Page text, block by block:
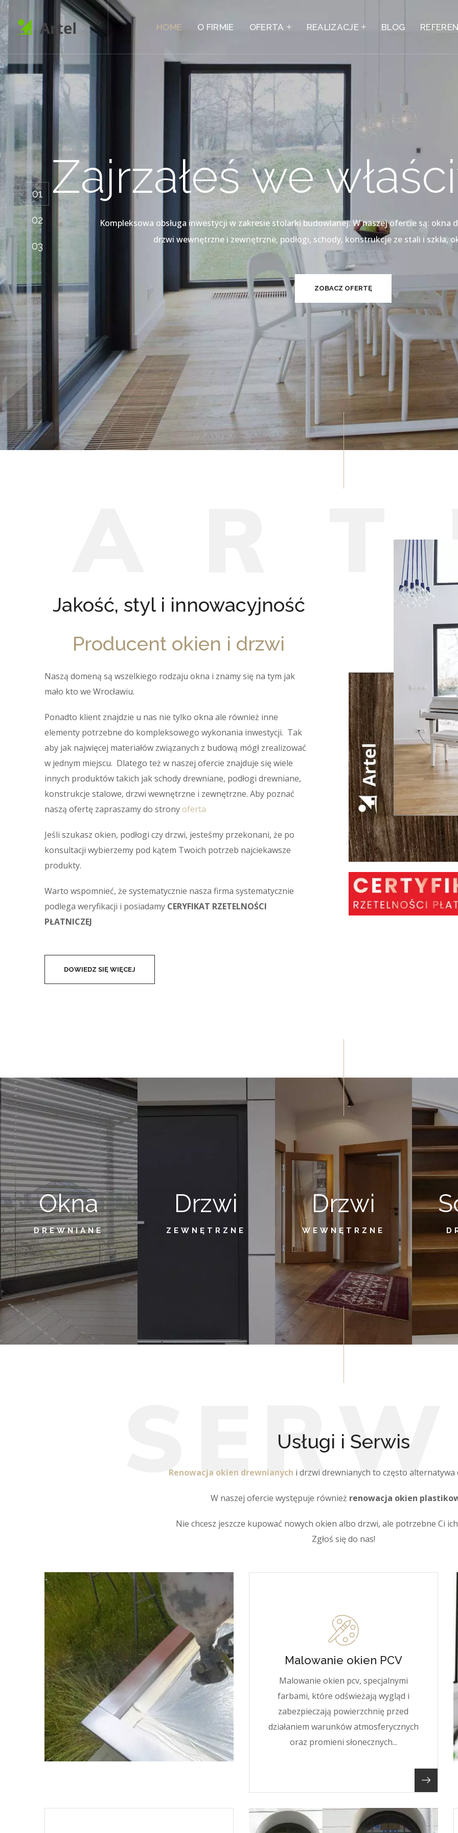
HOME O FIRMIE OFERTA REALIZACJE BLOG
01
02
03
Zajrzałeś we
Kompleksowa obsługa inwestycji w zakresie stolarki budowlanej. W naszej ofercie są: okna
drzwi wewnętrzne i zewnętrzne, podłogi, schody, konstrukcje ze stali i szkła,
ZOBACZ OFERTĘ
T
Jakość, styl i innowacyjność
Producent okien i drzwi
Naszą domeną są wszelkiego rodzaju okna i znamy się na tym jak
mało kto we Wrocławiu.
Ponadto klient znajdzie u nas nie tylko okna ale również inne
elementy potrzebne do kompleksowego wykonania inwestycji. Tak
aby jak najwięcej materiałów związanych z budową mógł zrealizować
w jednym miejscu. Dlatego też w naszej ofercie znajduje się wiele
innych produktów takich jak schody drewniane, podłogi drewniane,
konstrukcje stalowe, drzwi wewnętrzne i zewnętrzne. Aby poznać
naszą ofertę zapraszamy do stronyoferta
Jeśli szukasz okien, podłogi czy drzwi, jesteśmy przekonani, że po
konsultacji wybierzemy pod kątem Twoich potrzeb najciekawsze
produkty.
Warto wspomnieć, że systematycznie nasza firma systematycznie
podlega weryfikacji i posiadamy CERYFIKAT RZETELNOŚCI
PŁATNICZEJ
DOWIEDZ SIĘ WIĘCEJ
Okna
DREWNIANE
Drzwi
ZEWNĘTRZNE
Drzwi
WEWNĘTRZNE
S ERW
Usługi i Serwis
Renowacja okien drewnianych i drzwi drewnianych to często alternatywa
W naszej ofercie występuje również renowacja okien
Nie chcesz jeszcze kupować nowych okien albo drzwi, ale potrzebne Ci
Zgłoś się do nas!
Malowanie okien PCV
Malowanie okien pcv, specjalnymi
farbami, które odświeżają wygląd i
zabezpieczają powierzchnię przed
działaniem warunków atmosferycznych
oraz promieni słonecznych...